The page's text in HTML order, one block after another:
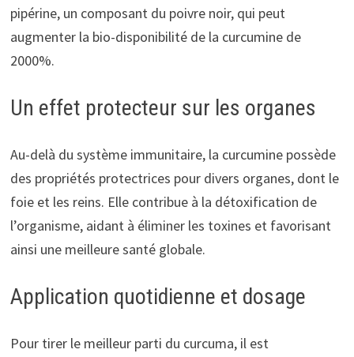
pipérine, un composant du poivre noir, qui peut
augmenter la bio-disponibilité de la curcumine de
2000%.
Un effet protecteur sur les organes
Au-delà du système immunitaire, la curcumine possède
des propriétés protectrices pour divers organes, dont le
foie et les reins. Elle contribue à la détoxification de
l’organisme, aidant à éliminer les toxines et favorisant
ainsi une meilleure santé globale.
Application quotidienne et dosage
Pour tirer le meilleur parti du curcuma, il est